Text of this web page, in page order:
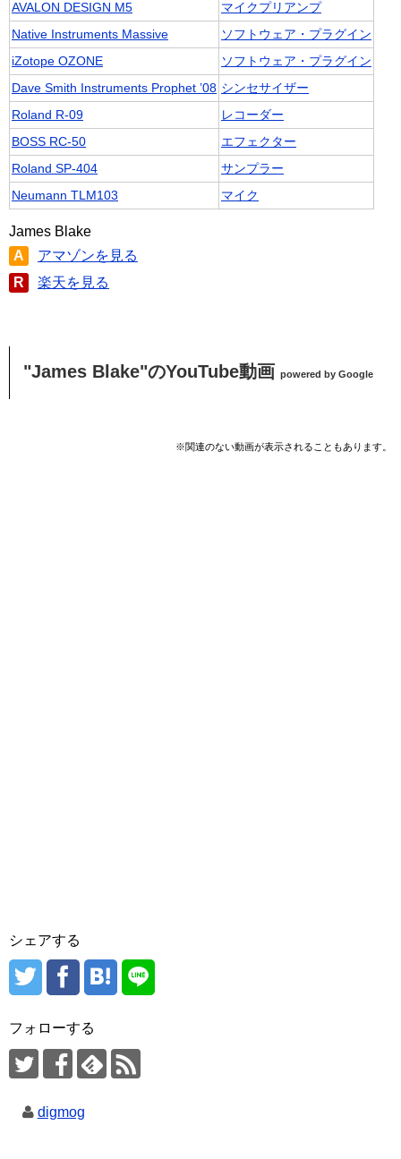
AVALON DESIGN M5
マイクプリアンプ
Native Instruments Massive
ソフトウェア・プラグイン
iZotope OZONE
ソフトウェア・プラグイン
Dave Smith Instruments Prophet ’08 シンセサイザー
Roland R-09
レコーダー
BOSS RC-50
エフェクター
Roland SP-404
サンプラー
Neumann TLM103
マイク
James Blake
A
アマゾンを見る
R
楽天を見る
"James Blake"のYouTube動画 powered by Google
※関連のない動画が表示されることもあります。
シェアする
フォローする
digmog